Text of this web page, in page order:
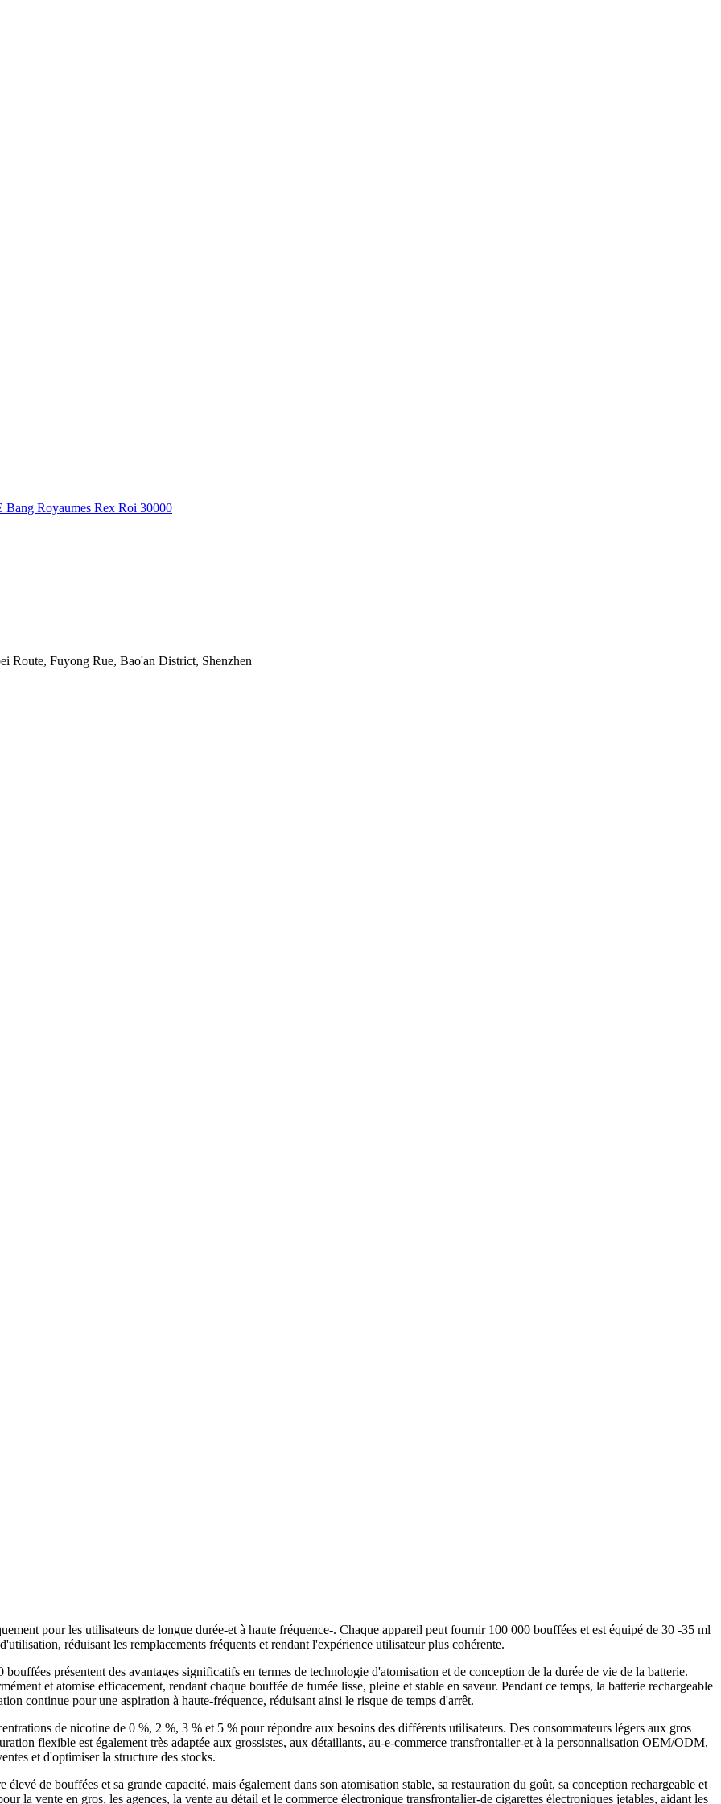
Royaumes Rex Roi 30000
Route, Fuyong Rue, Bao'an District, Shenzhen
pour les utilisateurs de longue durée-et à haute fréquence-. Chaque appareil peut fournir 100 000 bouffées et est équipé de 30 -35 ml
réduisant les remplacements fréquents et rendant l'expérience utilisateur plus cohérente.
présentent des avantages significatifs en termes de technologie d'atomisation et de conception de la durée de vie de la batterie.
et atomise efficacement, rendant chaque bouffée de fumée lisse, pleine et stable en saveur. Pendant ce temps, la batterie rechargeable
continue pour une aspiration à haute-fréquence, réduisant ainsi le risque de temps d'arrêt.
de nicotine de 0 %, 2 %, 3 % et 5 % pour répondre aux besoins des différents utilisateurs. Des consommateurs légers aux gros
flexible est également très adaptée aux grossistes, aux détaillants, au-e-commerce transfrontalier-et à la personnalisation OEM/ODM,
et d'optimiser la structure des stocks.
de bouffées et sa grande capacité, mais également dans son atomisation stable, sa restauration du goût, sa conception rechargeable et
la vente en gros, les agences, la vente au détail et le commerce électronique transfrontalier-de cigarettes électroniques jetables, aidant les